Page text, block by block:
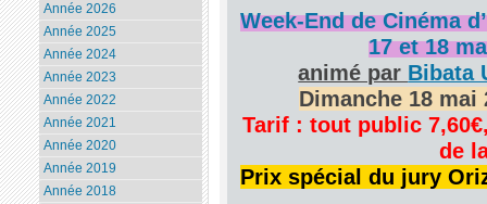
Week-End de Cinéma
17 et 18
animé par Bibata
Dimanche 18 mai
Tarif : tout public
de
Prix spécial du jury
Année 2026
Année 2025
Année 2024
Année 2023
Année 2022
Année 2021
Année 2020
Année 2019
Année 2018